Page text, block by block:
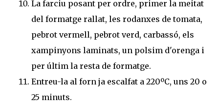
La farciu posant per ordre, primer la meitat
del formatge rallat, les rodanxes de tomata,
pebrot vermell, pebrot verd, carbassó, els
xampinyons laminats, un polsim d'orenga i
per últim la resta de formatge.
Entreu-la al forn ja escalfat a 220ºC, uns 20 o
25 minuts.